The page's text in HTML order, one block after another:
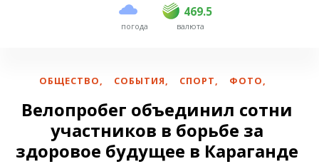
погода
469.5
USD 468.5 469.5
EUR валюта
ОБЩЕСТВО, СОБЫТИЯ, СПОРТ, ФОТО,
Велопробег объединил сотни
участников в борьбе за
здоровое будущее в Караганде